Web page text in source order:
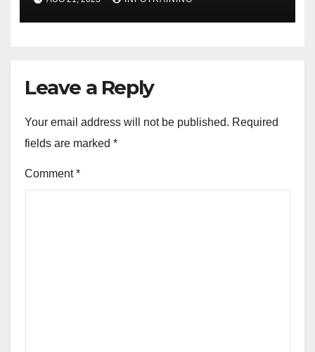
Leave a Reply
Your email address will not be published. Required
fields are marked *
Comment*